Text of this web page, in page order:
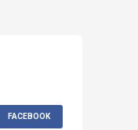
FACEBOOK